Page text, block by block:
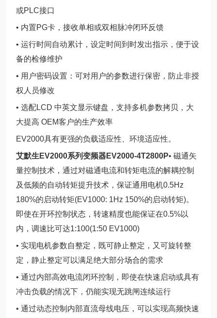
或PLC接口
• 内置PG卡，接收单相或双相脉冲闭环反馈
• 运行时间自动累计，设定时间到时发出指示，便于设
备的检修维护
• 用户密码设置：可对用户的参数进行保密，防止非授
权人员修改
• 选配LCD 中英文显示键盘，支持多机参数拷贝，大
大提高 OEM客户的生产效率
EV2000具有更强的负载适应性、环境适应性。
艾默生EV2000系列变频器EV2000-4T2800P• 磁通矢
量控制技术，通过对磁通电流和转矩电流的解耦控制
及低频的自动转矩提升技术，保证通用电机0.5Hz
180%的启动转矩(EV1000: 1Hz 150%的启动转矩)。
即使在开环控制状态，转速精度也能保证在0.5%以
内，调速比可达1:100(1:50 EV1000)
• 实现电机参数自整定，既可静止整定，又可旋转整
定，静止整定可以满足绝大部分场合的需求
• 通过内部高效电流闭环控制，即使在快速启动或具有
冲击负载的情况下，仍能实现无跳闸连续运行
• 通过动态控制内部直流母线电压，可以实现高频快速